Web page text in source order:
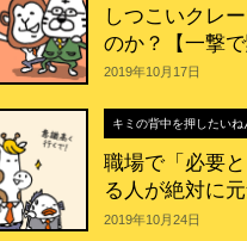
しつこいクレ
のか？【一撃
2019年10月17日
キミの背中を押したいね
職場で「必要
る人が絶対に
2019年10月24日